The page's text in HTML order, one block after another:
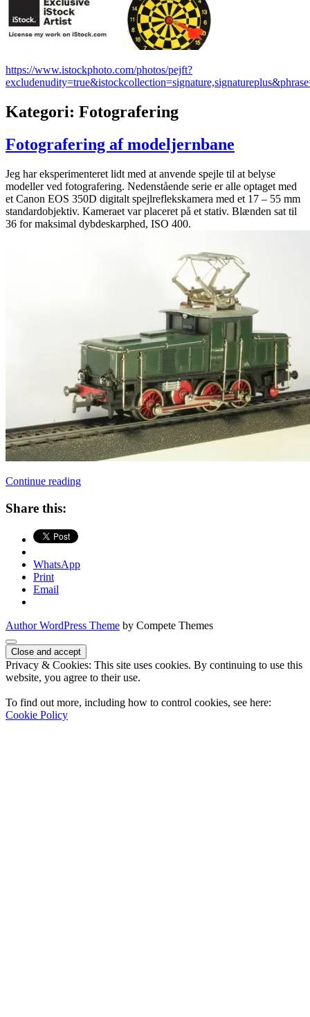
https://www.istockphoto.com/photos/pejft?
Kategori: Fotografering
Fotografering af modeljernbane
Jeg har eksperimenteret lidt med at anvende spejle til at belyse
modeller ved fotografering. Nedenstående serie er alle optaget med
et Canon EOS 350D digitalt spejlreflekskamera med et 17 – 55 mm
standardobjektiv. Kameraet var placeret på et stativ. Blænden sat til
36 for maksimal dybdeskarphed, ISO 400.
Continue readingFotografering
Share this:
WhatsApp
Print
Email
Author WordPress Theme by Compete Themes
Scroll
to
the
top
Privacy & Cookies: This site uses cookies. By continuing to use this
website, you agree to their use.
To find out more, including how to control cookies, see here:
Cookie Policy